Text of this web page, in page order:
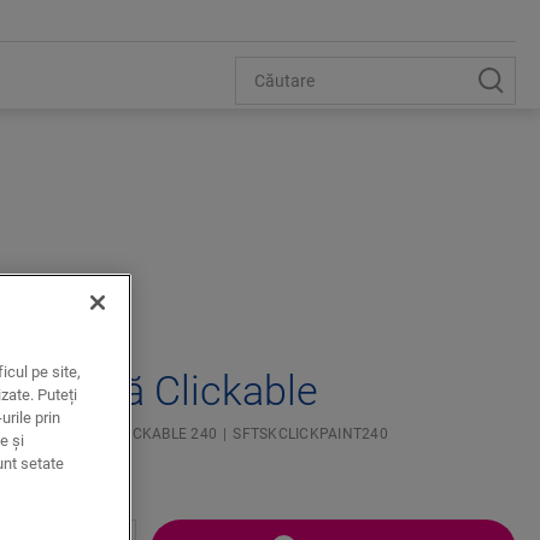
Clickable
VOPSIBILĂ CLICKABLE 240 SFTSKCLICKPAINT240
pe site,
Puteți
prin
și
setate